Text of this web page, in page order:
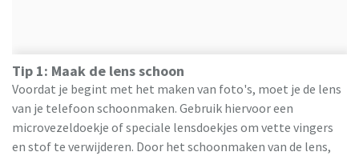
Tip 1: Maak de lens schoon
Voordat je begint met het maken van foto's, moet je de lens
van je telefoon schoonmaken. Gebruik hiervoor een
microvezeldoekje of speciale lensdoekjes om vette vingers
en stof te verwijderen. Door het schoonmaken van de lens,